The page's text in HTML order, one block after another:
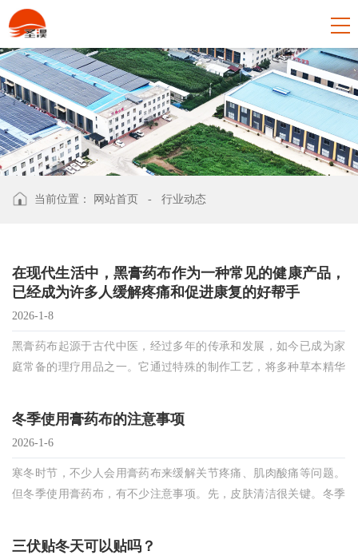
当前位置： 网站首页 - 行业动态
在现代生活中，黑膏药布作为一种常见的健康产品，
已经成为许多人缓解疼痛和促进康复的好帮手
2026-1-8
黑膏药布起源于古代中医，经过多年的传承和发展，如今已成为家
庭常备的理疗用品之一。它通过特殊的制作工艺，将多种草本精华
冬季使用膏药布的注意事项
2026-1-6
寒冬时节，不少人会用膏药布来缓解关节疼痛、肌肉酸痛等问题。
但冬季使用膏药布，有不少注意事项。先，皮肤清洁很关键。冬季
三伏贴冬天可以贴吗？